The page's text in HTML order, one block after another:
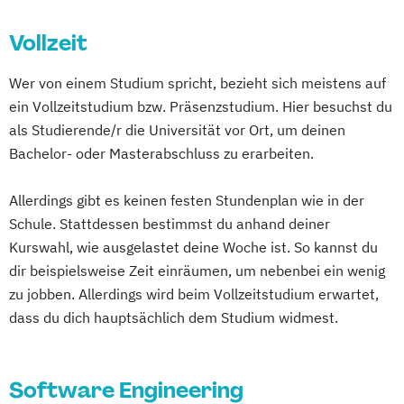
Controlling & Business Intelligence
E-Commerce Eco Design
Entrepreneurship & Applied Management
Ergotherapie
Gesundheits- und Krankenpflege
Nachhaltigkeitskommunikation (DE/EN)
Health Care Informatics
Immobilienmanagement
Journalismus &
Unternehmenskommunikation
Logopädie Mechatronik
Nachhaltige Energietechnik
Embedded Systems
Erneuerbare Energien
Human Factors and Sports Engineering
IT-Security
Industrial Engineering & Business
Informatik
Informations- und
Kommunikationssysteme
Internationales Wirtschaftsingenieurwesen
Vollzeit
Wer von einem Studium spricht, bezieht sich meistens auf
ein Vollzeitstudium bzw. Präsenzstudium. Hier besuchst du
als Studierende/r die Universität vor Ort, um deinen
Bachelor- oder Masterabschluss zu erarbeiten.
Allerdings gibt es keinen festen Stundenplan wie in der
Schule. Stattdessen bestimmst du anhand deiner
Kurswahl, wie ausgelastet deine Woche ist. So kannst du
dir beispielsweise Zeit einräumen, um nebenbei ein wenig
zu jobben. Allerdings wird beim Vollzeitstudium erwartet,
dass du dich hauptsächlich dem Studium widmest.
Software Engineering